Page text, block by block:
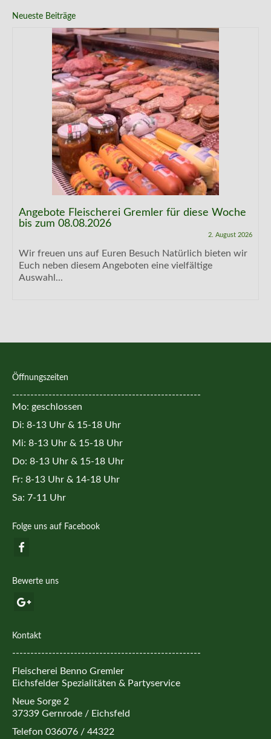
Neueste Beiträge
Angebote Fleischerei Gremler für diese Woche
bis zum 08.08.2026
2. August 2026
Wir freuen uns auf Euren Besuch Natürlich bieten wir
Euch neben diesem Angeboten eine vielfältige
Auswahl...
Öffnungszeiten
----------------------------------------------------
Mo: geschlossen
Di: 8-13 Uhr & 15-18 Uhr
Mi: 8-13 Uhr & 15-18 Uhr
Do: 8-13 Uhr & 15-18 Uhr
Fr: 8-13 Uhr & 14-18 Uhr
Sa: 7-11 Uhr
Folge uns auf Facebook
Bewerte uns
Kontakt
----------------------------------------------------
Fleischerei Benno Gremler
Eichsfelder Spezialitäten & Partyservice
Neue Sorge 2
37339 Gernrode / Eichsfeld
Telefon 036076 / 44322